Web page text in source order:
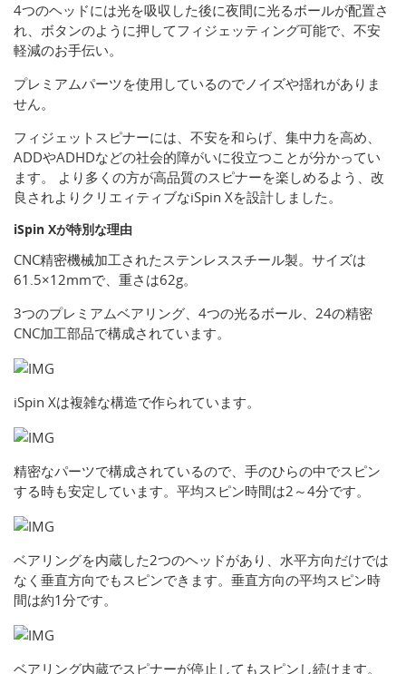
4つのヘッドには光を吸収した後に夜間に光るボールが配置さ
れ、ボタンのように押してフィジェッティング可能で、不安
軽減のお手伝い。
プレミアムパーツを使用しているのでノイズや揺れがありま
せん。
フィジェットスピナーには、不安を和らげ、集中力を高め、
ADDやADHDなどの社会的障がいに役立つことが分かってい
ます。 より多くの方が高品質のスピナーを楽しめるよう、改
良されよりクリエィティブなiSpin Xを設計しました。
iSpin Xが特別な理由
CNC精密機械加工されたステンレススチール製。サイズは
61.5×12mmで、重さは62g。
3つのプレミアムベアリング、4つの光るボール、24の精密
CNC加工部品で構成されています。
iSpin Xは複雑な構造で作られています。
精密なパーツで構成されているので、手のひらの中でスピン
する時も安定しています。平均スピン時間は2～4分です。
ベアリングを内蔵した2つのヘッドがあり、水平方向だけでは
なく垂直方向でもスピンできます。垂直方向の平均スピン時
間は約1分です。
ベアリング内蔵でスピナーが停止してもスピンし続けます。